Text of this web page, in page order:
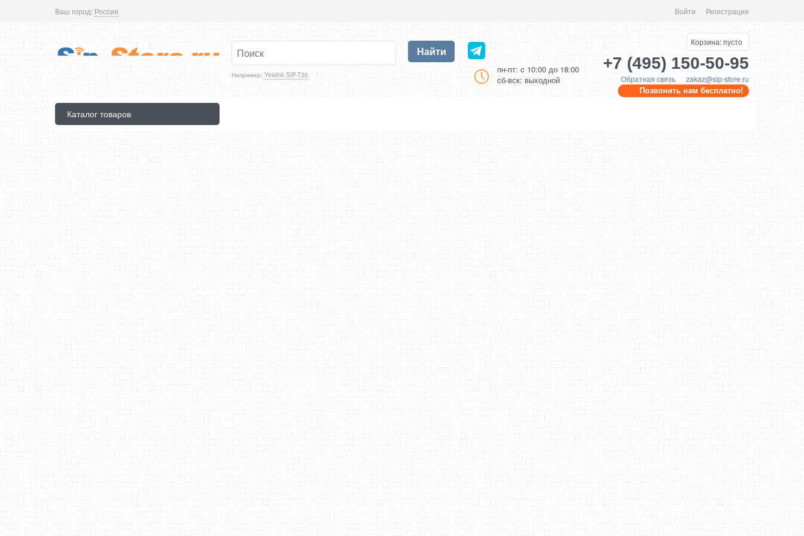
Ваш город: Россия Войти Регистрация
Например: Yealink SIP-T30
Найти
пн-пт: c 10:00 до 18:00
cб-вск: выходной
Корзина:пусто
+7 (495) 150-50-95
Обратная связь zakaz@sip-store.ru
Позвонить нам бесплатно!
Каталог товаров